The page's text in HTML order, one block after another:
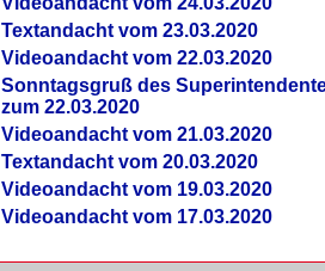
Textandacht vom 23.03.2020
Videoandacht vom 22.03.2020
Sonntagsgruß des
zum 22.03.2020
Videoandacht vom 21.03.2020
Textandacht vom 20.03.2020
Videoandacht vom 19.03.2020
Videoandacht vom 17.03.2020